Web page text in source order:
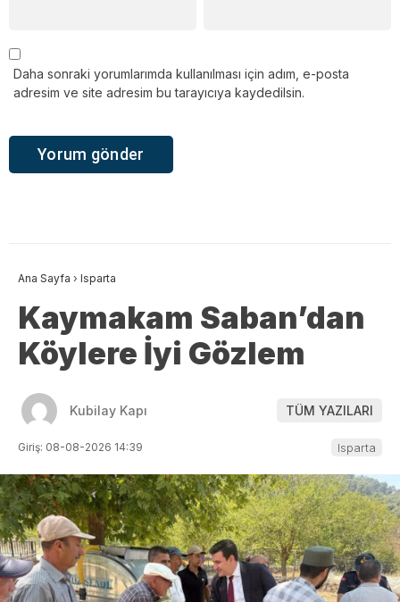
Daha sonraki yorumlarımda kullanılması için adım, e-posta
adresim ve site adresim bu tarayıcıya kaydedilsin.
Ana Sayfa › Isparta
Kaymakam Saban’dan
Köylere İyi Gözlem
Kubilay Kapı TÜM YAZILARI
Giriş: 08-08-2026 14:39 Isparta